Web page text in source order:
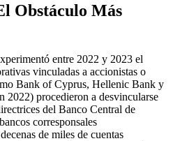
Obstáculo Más
entre 2022 y 2023 el
vinculadas a accionistas o
Bank of Cyprus, Hellenic Bank y
2022) procedieron a desvincularse
del Banco Central de
corresponsales
de miles de cuentas